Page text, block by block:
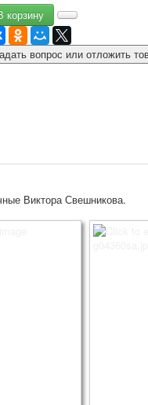
Новости карточных колод
Новости открыток
О сайте
вопрос или отложить
Виктора Свешникова.